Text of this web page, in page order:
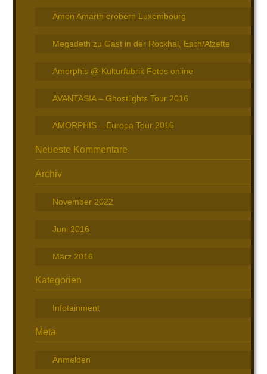
Amon Amarth erobern Luxembourg
Megadeth zu Gast in der Rockhal, Esch/Alzette
Amorphis @ Kulturfabrik Fotos online
AVANTASIA – Ghostlights Tour 2016
AMORPHIS – Europa Tour 2016
Neueste Kommentare
Archiv
November 2022
Juni 2016
März 2016
Kategorien
Infotainment
Meta
Anmelden